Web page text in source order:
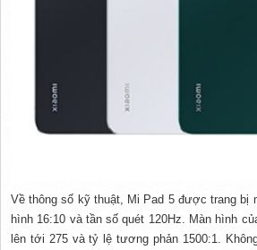
Về thông số kỹ thuật, Mi Pad 5 được trang bị
hình 16:10 và tần số quét 120Hz. Màn hình
lên tới 275 và tỷ lệ tương phản 1500:1.